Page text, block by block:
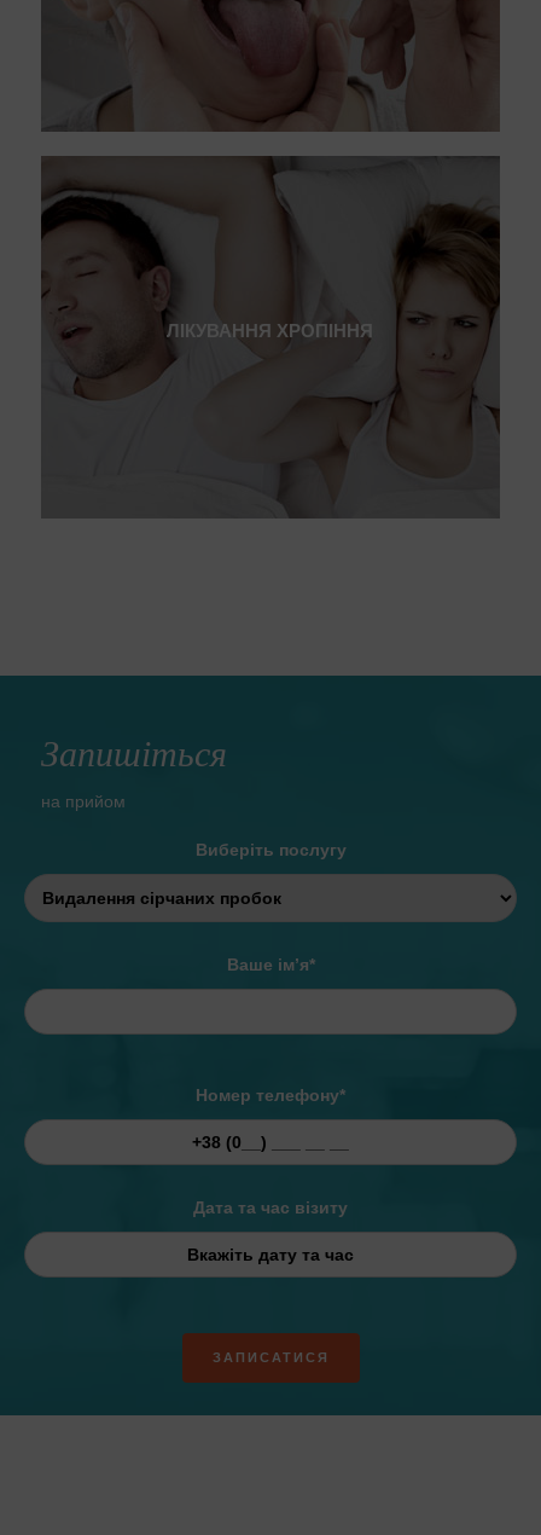
Ларингіт хронічний
ЛІКУВАННЯ ХРОПІННЯ
Запишіться
на прийом
Виберіть послугу
Ваше ім’я*
Номер телефону*
Дата та час візиту